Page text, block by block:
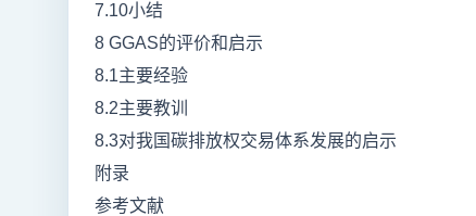
7.10小结
8 GGAS的评价和启示
8.1主要经验
8.2主要教训
8.3对我国碳排放权交易体系发展的启示
附录
参考文献